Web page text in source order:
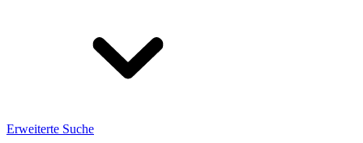
Erweiterte Suche